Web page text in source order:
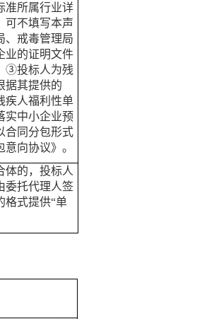
准所属行业详
可不填写本声
、戒毒管理局
业的证明文件
③投标人为残
据其提供的
疾人福利性单
实中小企业预
合同分包形式
向协议》。
的，投标人
委托代理人签
格式提供“单